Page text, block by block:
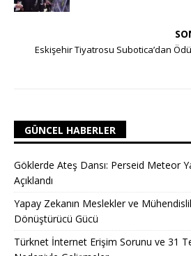
Eskişehir Tiyatrosu Subotica’dan
GÜNCEL HABERLER
Göklerde Ateş Dansı: Perseid Meteor
Açıklandı
Yapay Zekanın Meslekler ve
Dönüştürücü Gücü
Türknet İnternet Erişim Sorunu ve 31